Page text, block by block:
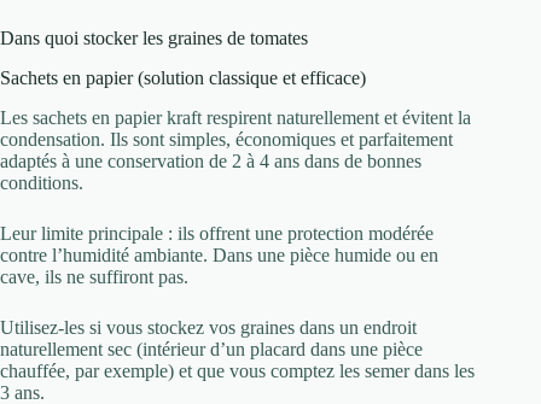
Dans quoi stocker les graines de tomates
Sachets en papier (solution classique et efficace)
Les sachets en papier kraft respirent naturellement et évitent la
condensation. Ils sont simples, économiques et parfaitement
adaptés à une conservation de 2 à 4 ans dans de bonnes
conditions.
Leur limite principale : ils offrent une protection modérée
contre l’humidité ambiante. Dans une pièce humide ou en
cave, ils ne suffiront pas.
Utilisez-les si vous stockez vos graines dans un endroit
naturellement sec (intérieur d’un placard dans une pièce
chauffée, par exemple) et que vous comptez les semer dans les
3 ans.